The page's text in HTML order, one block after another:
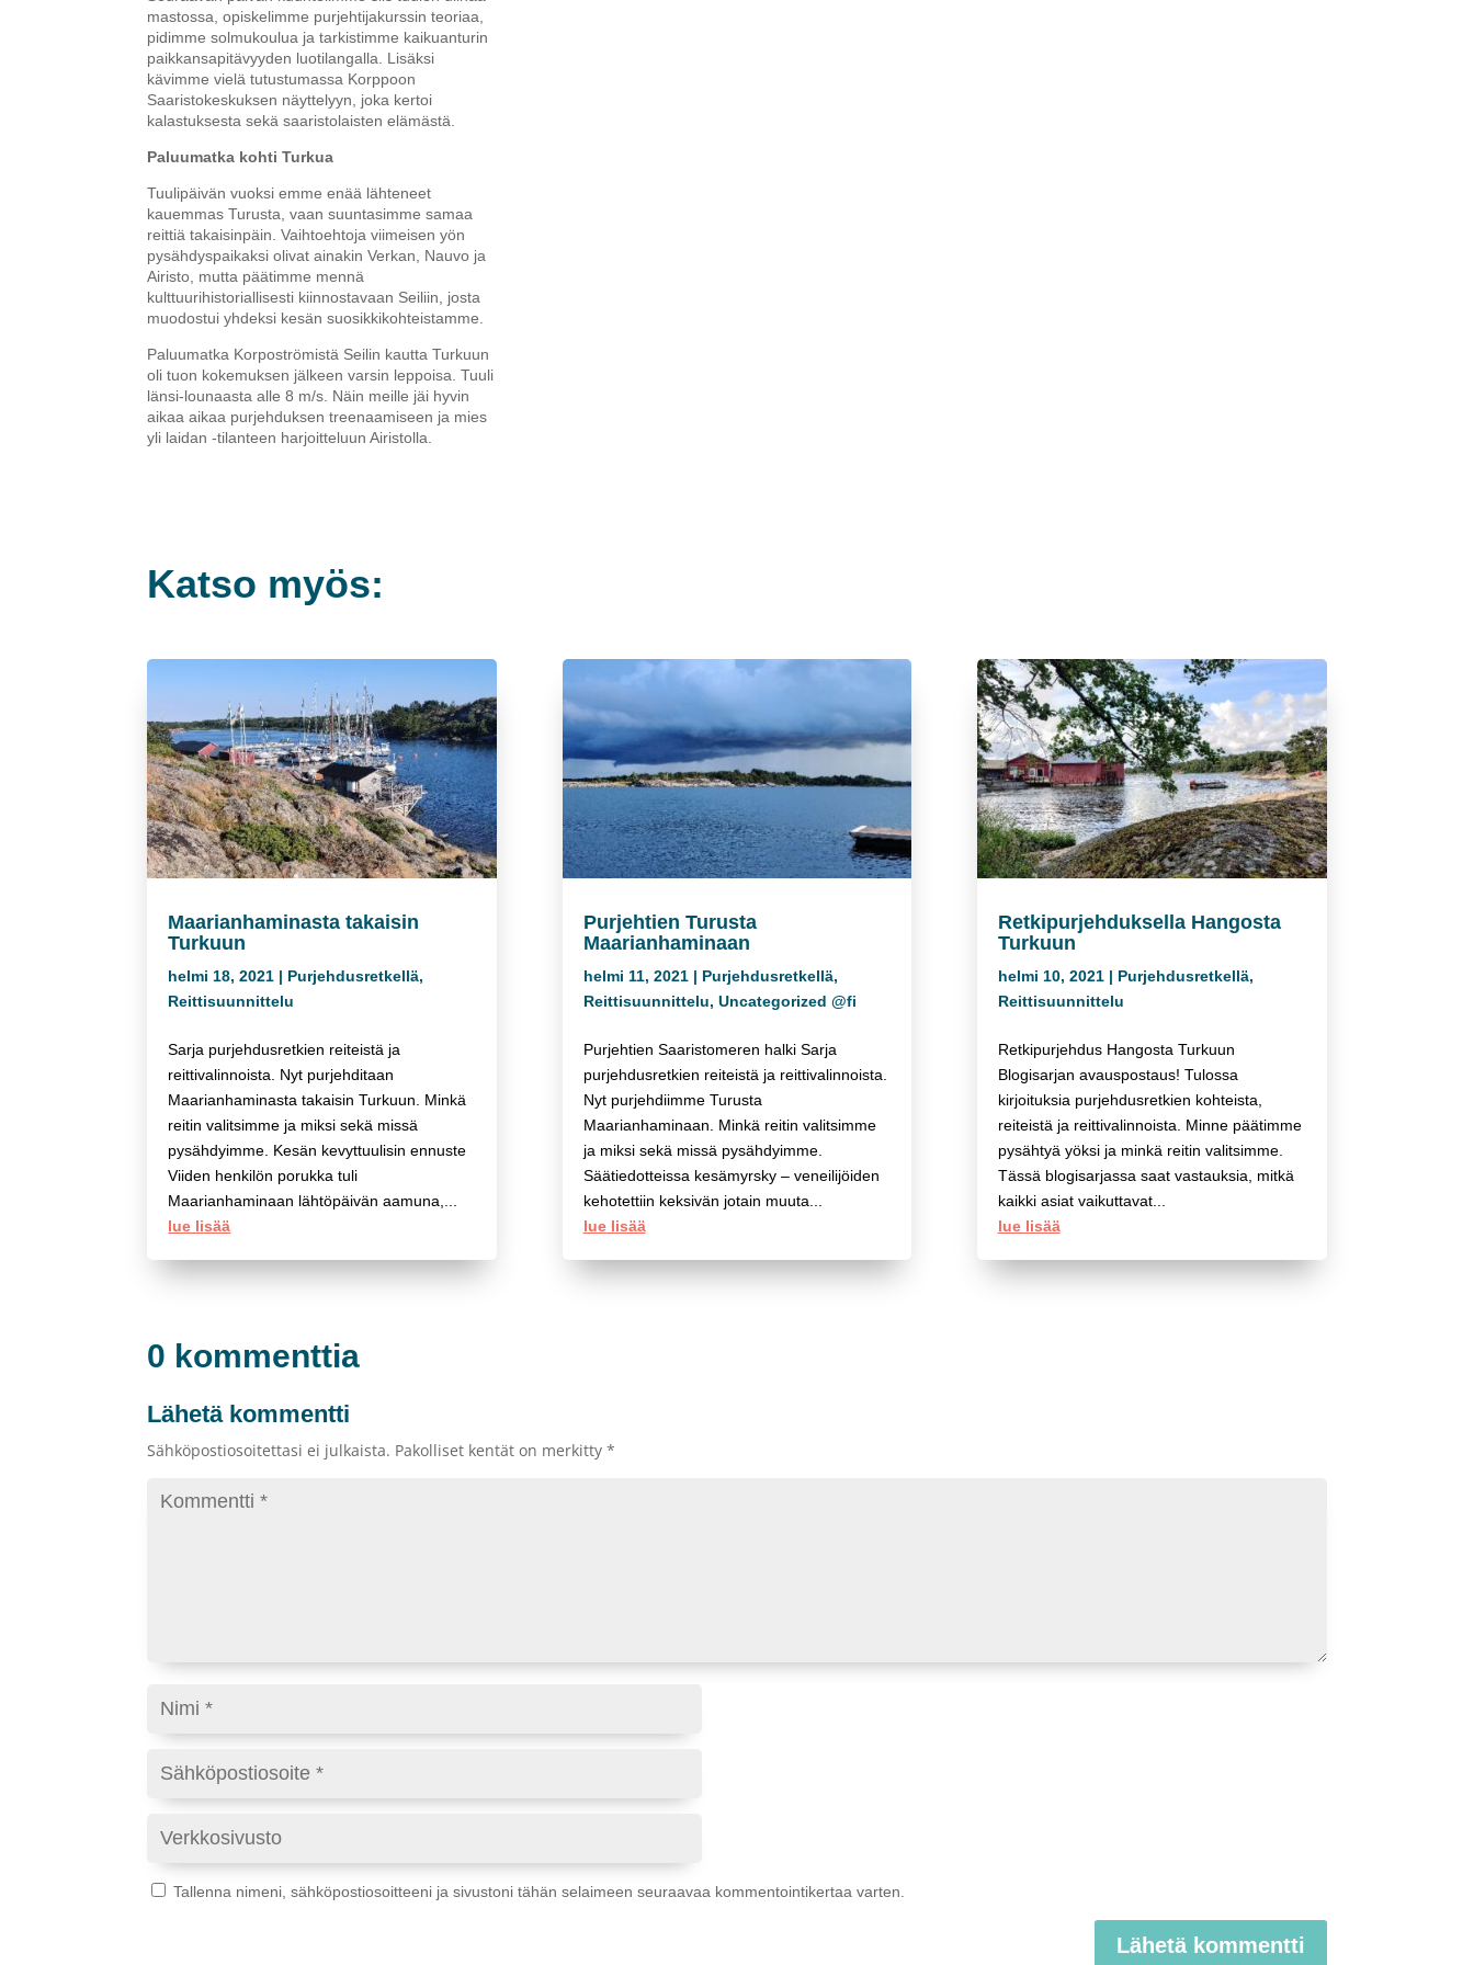
mastossa, opiskelimme purjehtijakurssin teoriaa,
pidimme solmukoulua ja tarkistimme kaikuanturin
paikkansapitävyyden luotilangalla. Lisäksi
kävimme vielä tutustumassa Korppoon
Saaristokeskuksen näyttelyyn, joka kertoi
kalastuksesta sekä saaristolaisten elämästä.
Paluumatka kohti Turkua
Tuulipäivän vuoksi emme enää lähteneet
kauemmas Turusta, vaan suuntasimme samaa
reittiä takaisinpäin. Vaihtoehtoja viimeisen yön
pysähdyspaikaksi olivat ainakin Verkan, Nauvo ja
Airisto, mutta päätimme mennä
kulttuurihistoriallisesti kiinnostavaan Seiliin, josta
muodostui yhdeksi kesän suosikkikohteistamme.
Paluumatka Korpoströmistä Seilin kautta Turkuun
oli tuon kokemuksen jälkeen varsin leppoisa. Tuuli
länsi-lounaasta alle 8 m/s. Näin meille jäi hyvin
aikaa aikaa purjehduksen treenaamiseen ja mies
yli laidan -tilanteen harjoitteluun Airistolla.
Katso myös:
Maarianhaminasta takaisin
Turkuun
helmi 18, 2021 | Purjehdusretkellä,
Reittisuunnittelu
Sarja purjehdusretkien reiteistä ja
reittivalinnoista. Nyt purjehditaan
Maarianhaminasta takaisin Turkuun. Minkä
reitin valitsimme ja miksi sekä missä
pysähdyimme. Kesän kevyttuulisin ennuste
Viiden henkilön porukka tuli
Maarianhaminaan lähtöpäivän aamuna,...
lue lisää
Purjehtien Turusta
Maarianhaminaan
helmi 11, 2021| Purjehdusretkellä,
Reittisuunnittelu, Uncategorized @fi
Purjehtien Saaristomeren halki Sarja
purjehdusretkien reiteistä ja reittivalinnoista.
Nyt purjehdiimme Turusta
Maarianhaminaan. Minkä reitin valitsimme
ja miksi sekä missä pysähdyimme.
Säätiedotteissa kesämyrsky – veneilijöiden
kehotettiin keksivän jotain muuta...
lue lisää
Retkipurjehduksella Hangosta
Turkuun
helmi 10, 2021| Purjehdusretkellä,
Reittisuunnittelu
Retkipurjehdus Hangosta Turkuun
Blogisarjan avauspostaus! Tulossa
kirjoituksia purjehdusretkien kohteista,
reiteistä ja reittivalinnoista. Minne päätimme
pysähtyä yöksi ja minkä reitin valitsimme.
Tässä blogisarjassa saat vastauksia, mitkä
kaikki asiat vaikuttavat...
lue lisää
0 kommenttia
Lähetä kommentti
Sähköpostiosoitettasi ei julkaista. Pakolliset kentät on merkitty*
Tallenna nimeni, sähköpostiosoitteeni ja sivustoni tähän selaimeen seuraavaa kommentointikertaa varten.
Lähetä kommentti